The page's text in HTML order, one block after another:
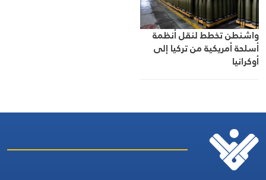
واشنطن تخطط لنقل أنظمة
أسلحة أمريكية من تركيا إلى
أوكرانيا